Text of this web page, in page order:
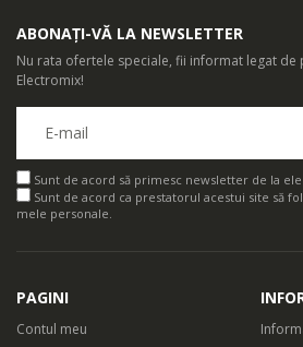
ABONAȚI-VĂ LA NEWSLETTER
Nu rata ofertele speciale, fii informat legat de
Electromix!
Sunt de acord să primesc newsletter de la
Sunt de acord ca prestatorul acestui site să
mele personale.
PAGINI
Contul meu